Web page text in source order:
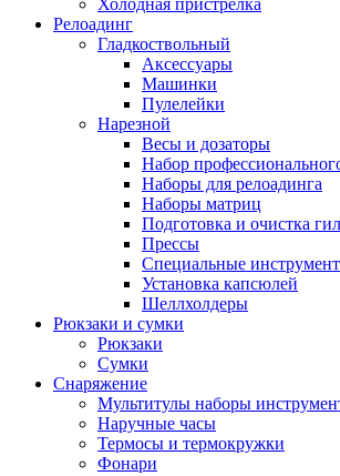
Холодная пристрелка
Релоадинг
Гладкоствольный
Аксессуары
Машинки
Пулелейки
Нарезной
Весы и дозаторы
Набор
Наборы для релоадинга
Наборы матриц
Подготовка и очистка
Прессы
Специальные
Установка капсюлей
Шеллхолдеры
Рюкзаки и сумки
Рюкзаки
Сумки
Снаряжение
Мультитулы наборы
Наручные часы
Термосы и термокружки
Фонари